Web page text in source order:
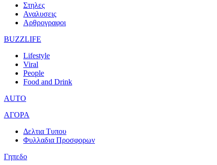
Στηλες
Αναλυσεις
Αρθρογραφοι
BUZZLIFE
Lifestyle
Viral
People
Food and Drink
AUTO
ΑΓΟΡΑ
Δελτια Τυπου
Φυλλαδια Προσφορων
Γηπεδο